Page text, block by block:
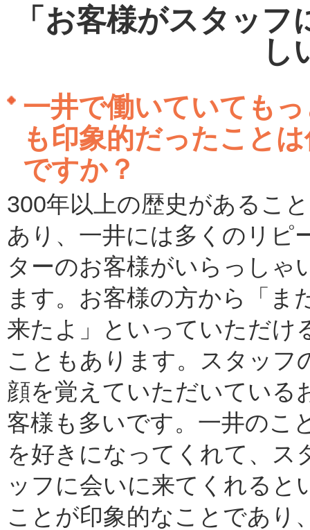
「お客様がスタッ
し
一井で働いていても
も印象的だったこと
ですか？
300年以上の歴史があるこ
あり、一井には多くのリピ
ターのお客様がいらっしゃ
ます。お客様の方から「ま
来たよ」といっていただけ
こともあります。スタッフ
顔を覚えていただいている
客様も多いです。一井のこ
を好きになってくれて、ス
ッフに会いに来てくれると
ことが印象的なことであり